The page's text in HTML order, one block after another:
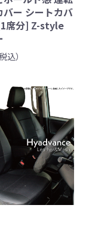
バー シートカバ
席分] Z-style
込）